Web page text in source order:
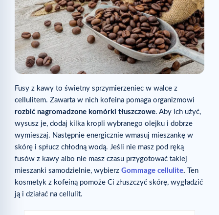
Fusy z kawy to świetny sprzymierzeniec w walce z
cellulitem. Zawarta w nich kofeina pomaga organizmowi
rozbić nagromadzone komórki tłuszczowe. Aby ich użyć,
wysusz je, dodaj kilka kropli wybranego olejku i dobrze
wymieszaj. Następnie energicznie wmasuj mieszankę w
skórę i spłucz chłodną wodą. Jeśli nie masz pod ręką
fusów z kawy albo nie masz czasu przygotować takiej
mieszanki samodzielnie, wybierz Gommage cellulite. Ten
kosmetyk z kofeiną pomoże Ci złuszczyć skórę, wygładzić
ją i działać na cellulit.